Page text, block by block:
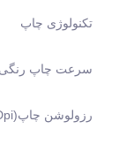
تکنولوژی چاپ
سرعت چاپ رنگی
رزولوشن چاپ(dpi)